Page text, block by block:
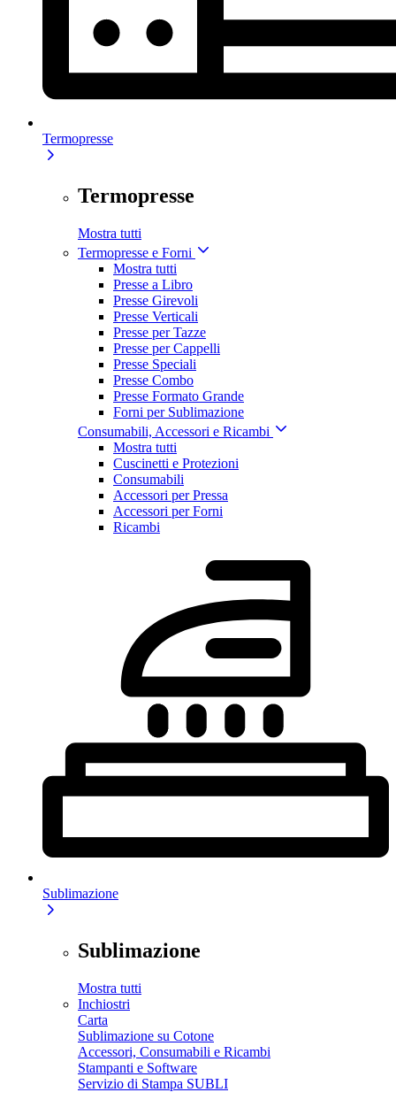
Termopresse
Termopresse
Mostra tutti
Termopresse e Forni
Mostra tutti
Presse a Libro
Presse Girevoli
Presse Verticali
Presse per Tazze
Presse per Cappelli
Presse Speciali
Presse Combo
Presse Formato Grande
Forni per Sublimazione
Consumabili, Accessori e Ricambi
Mostra tutti
Cuscinetti e Protezioni
Consumabili
Accessori per Pressa
Accessori per Forni
Ricambi
Sublimazione
Sublimazione
Mostra tutti
Inchiostri
Carta
Sublimazione su Cotone
Accessori, Consumabili e Ricambi
Stampanti e Software
Servizio di Stampa SUBLI